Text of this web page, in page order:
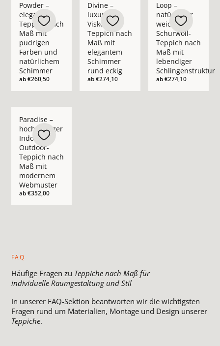
Powder –
eleganter
Teppich nach
Maß mit
pudrigen
Farben und
natürlichem
Schimmer
ab€260,50
Divine –
luxuriöser
Viskose-
Teppich nach
Maß mit
elegantem
Schimmer
rund eckig
ab€274,10
Loop –
natürlicher
weicher
Schurwoll-
Teppich nach
Maß mit
lebendiger
Schlingenstruktur
ab€274,10
Paradise –
hochwertiger
Indoor- &
Outdoor-
Teppich nach
Maß mit
modernem
Webmuster
ab€352,00
FAQ
Häufige Fragen zu Teppiche nach Maß für
individuelle Raumgestaltung und Stil
In unserer FAQ-Sektion beantworten wir die wichtigsten
Fragen rund um Materialien, Montage und Design unserer
Teppiche.